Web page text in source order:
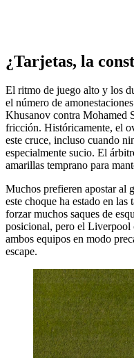
¿Tarjetas, la
El ritmo de juego alto y los
el número de
Khusanov contra Mohamed
fricción. Históricamente, el
este cruce, incluso cuando
especialmente sucio. El
amarillas temprano para
Muchos prefieren apostar al
este choque ha estado en
forzar muchos saques de
posicional, pero el Liverpool
ambos equipos en modo
escape.